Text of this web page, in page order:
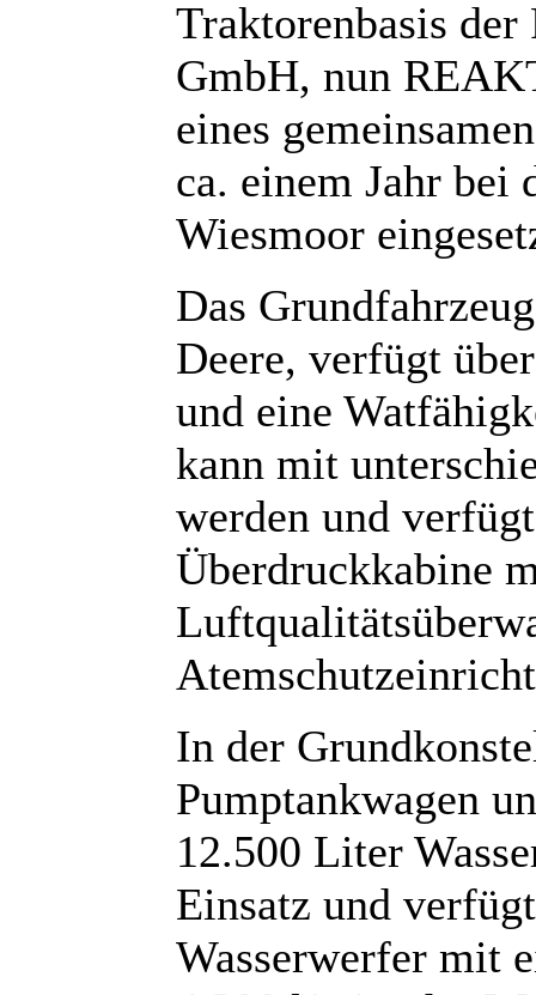
Traktorenbasis
GmbH, nun
eines
ca. einem Jahr
Wiesmoor
Das
Deere, verfügt
und eine
kann mit
werden und
Überdruckkabine
In der
Pumptankwagen
12.500 Liter
Einsatz und
Wasserwerfer mit